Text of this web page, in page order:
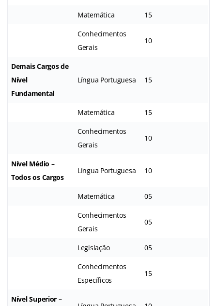
Matemática 15
Conhecimentos
Gerais
10
Demais Cargos de
Nível
Fundamental
Língua Portuguesa 15
Matemática 15
Conhecimentos
Gerais
10
Nível Médio –
Todos os Cargos
Língua Portuguesa 10
Matemática 05
Conhecimentos
Gerais
05
Legislação 05
Conhecimentos
Específicos
15
Nível Superior –